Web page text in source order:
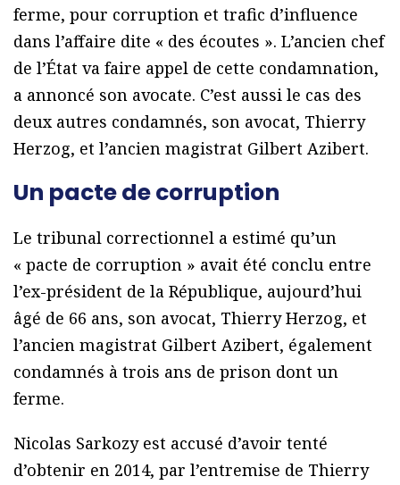
ferme, pour corruption et trafic d’influence
dans l’affaire dite « des écoutes ». L’ancien chef
de l’État va faire appel de cette condamnation,
a annoncé son avocate. C’est aussi le cas des
deux autres condamnés, son avocat, Thierry
Herzog, et l’ancien magistrat Gilbert Azibert.
Un pacte de corruption
Le tribunal correctionnel a estimé qu’un
« pacte de corruption » avait été conclu entre
l’ex-président de la République, aujourd’hui
âgé de 66 ans, son avocat, Thierry Herzog, et
l’ancien magistrat Gilbert Azibert, également
condamnés à trois ans de prison dont un
ferme.
Nicolas Sarkozy est accusé d’avoir tenté
d’obtenir en 2014, par l’entremise de Thierry